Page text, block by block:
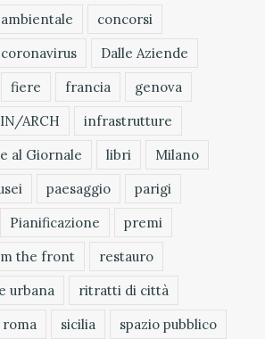
concorsi
coronavirus
Dalle Aziende
fiere francia
genova
IN/ARCH
infrastrutture
al Giornale libri
Milano
paesaggio
parigi
Pianificazione
premi
the front
restauro
urbana
ritratti di città
roma sicilia
spazio pubblico